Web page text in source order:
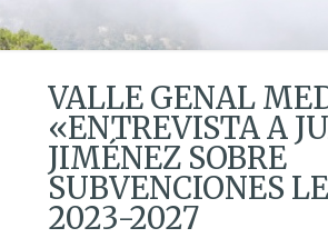
VALLE GENAL
«ENTREVISTA A
JIMÉNEZ SOBRE
SUBVENCIONES
2023-2027